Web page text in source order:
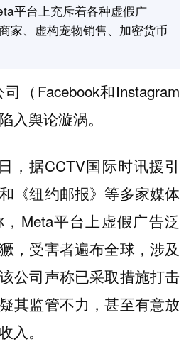
平台上充斥着各种虚假广
家、虚构宠物销售、加密货币
（Facebook和Instagram
入舆论漩涡。
，据CCTV国际时讯援引
《纽约邮报》等多家媒体
Meta平台上虚假广告泛
，受害者遍布全球，涉及
公司声称已采取措施打击
其监管不力，甚至有意放
入。